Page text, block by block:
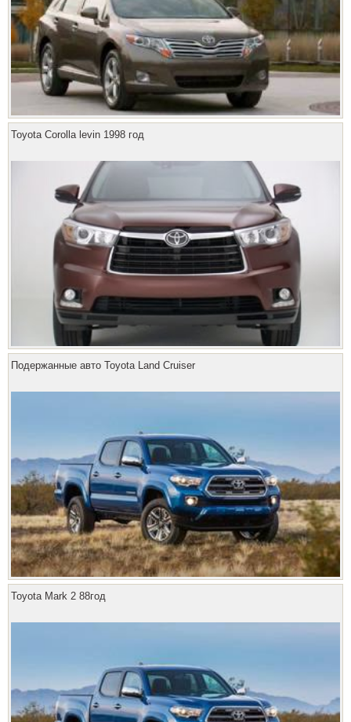
Toyota Corolla levin 1998 год
Подержанные авто Toyota Land Cruiser
Toyota Mark 2 88год